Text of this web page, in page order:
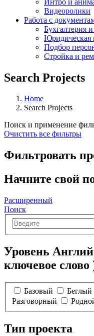
Видеоролики
Работа с
Бухгалтерия
Юридическая
Подбор
Стройка и
Search Projects
Home
Search Projects
Поиск и применение
Очистить все фильтры
Фильтровать
Начните свой
Расширенный
Поиск
Уровень
ключевое слово
Базовый Беглый
Разговорный
Тип проекта